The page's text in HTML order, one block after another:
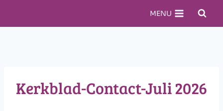
inhoud
MENU
Kerkblad-Contact-Juli 2026